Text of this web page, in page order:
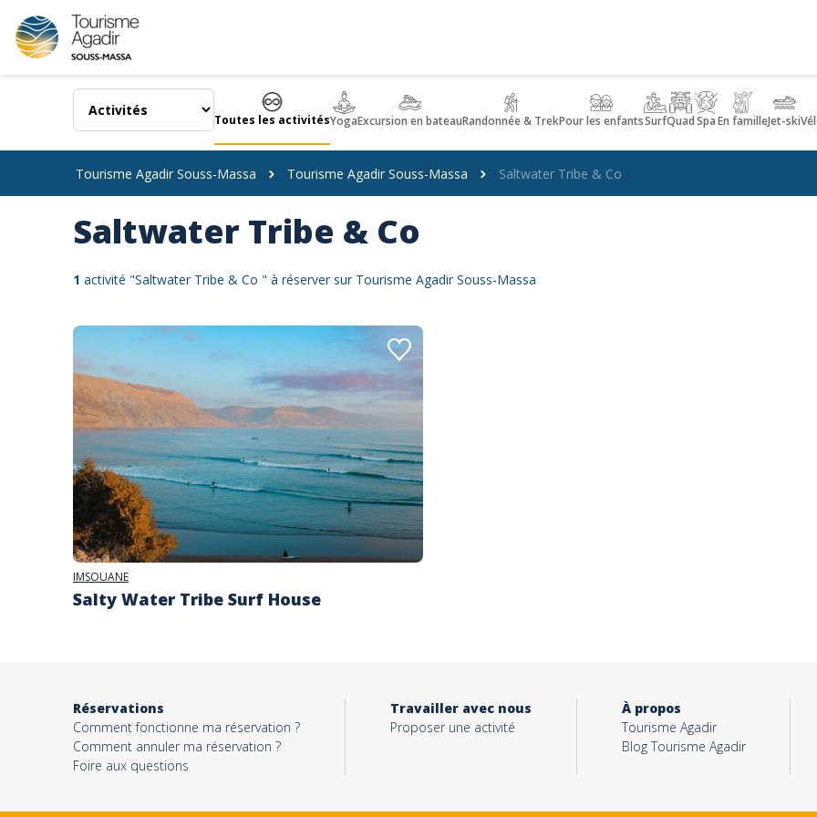
Panneau de gestion des cookies
Toutes les activitésYogaExcursion en bateauRandonnée & TrekPour les enfantsSurfQuadSpaEn familleJet-ski
Tourisme Agadir Souss-Massa Tourisme Agadir Souss-Massa Saltwater Tribe & Co
Saltwater Tribe & Co
1 activité "Saltwater Tribe & Co " à réserver sur Tourisme Agadir Souss-Massa
IMSOUANE
Salty Water Tribe Surf House
Réservations
Comment fonctionne ma réservation ?
Comment annuler ma réservation ?
Foire aux questions
Travailler avec nous
Proposer une activité
À propos
Tourisme Agadir
Blog Tourisme Agadir